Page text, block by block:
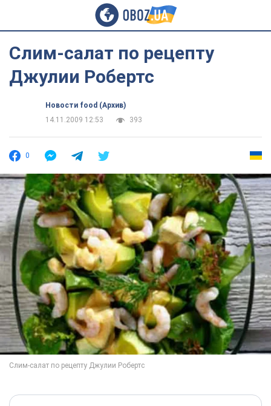
Слим-салат по рецепту
Джулии Робертс
Новости food (Архив)
14.11.2009 12:53
393
0